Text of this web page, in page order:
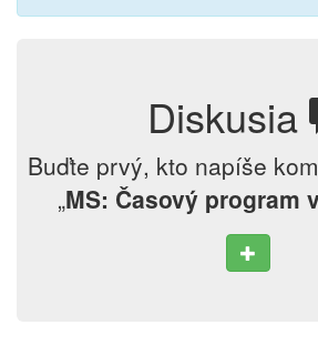
Diskusia
Buďte prvý, kto napíše
„MS: Časový program